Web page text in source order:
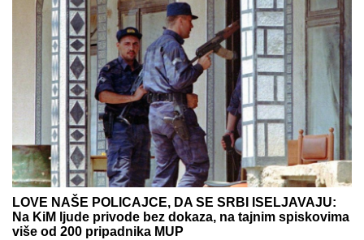
LOVE NAŠE POLICAJCE, DA SE SRBI ISELJAVAJU:
Na KiM ljude privode bez dokaza, na tajnim spiskovima
više od 200 pripadnika MUP